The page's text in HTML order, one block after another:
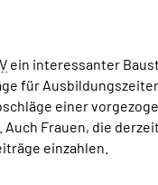
ein interessanter
für
einer
Frauen, die
einzahlen.